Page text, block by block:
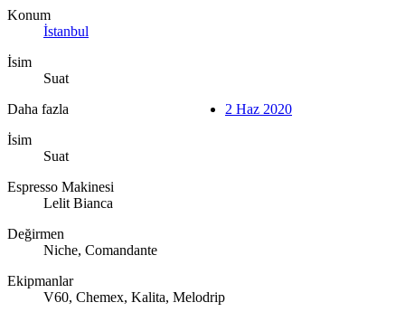
Konum
İstanbul
İsim
Suat
Daha fazla
İsim
Suat
Espresso Makinesi
Lelit Bianca
Değirmen
Niche, Comandante
Ekipmanlar
V60, Chemex, Kalita, Melodrip
2 Haz 2020